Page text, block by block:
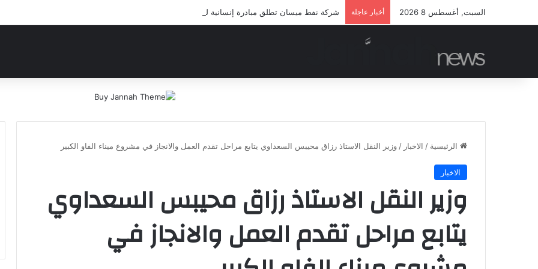
السبت, أغسطس 8 2026 أخبار عاجلة شركة نفط ميسان تطلق مبادرة إنسانية لعلاج أيتام مدرسة كافل اليتيم
الرئيسية / الاخبار / وزير النقل الاستاذ رزاق محيبس السعداوي يتابع مراحل تقدم العمل والانجاز في مشروع ميناء الفاو الكبير ‏
الاخبار
وزير النقل الاستاذ رزاق محيبس السعداوي
يتابع مراحل تقدم العمل والانجاز في